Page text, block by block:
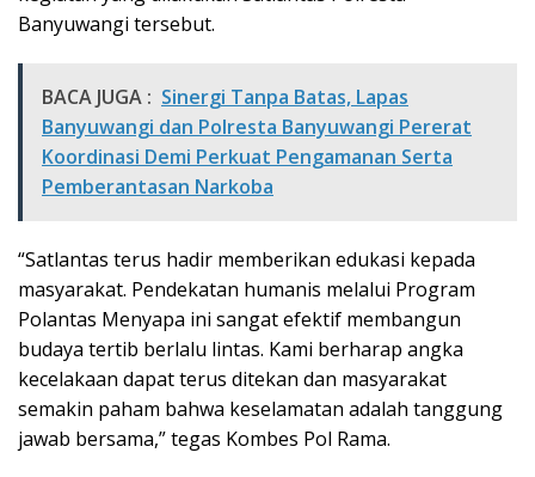
Banyuwangi tersebut.
BACA JUGA : Sinergi Tanpa Batas, Lapas
Banyuwangi dan Polresta Banyuwangi Pererat
Koordinasi Demi Perkuat Pengamanan Serta
Pemberantasan Narkoba
“Satlantas terus hadir memberikan edukasi kepada
masyarakat. Pendekatan humanis melalui Program
Polantas Menyapa ini sangat efektif membangun
budaya tertib berlalu lintas. Kami berharap angka
kecelakaan dapat terus ditekan dan masyarakat
semakin paham bahwa keselamatan adalah tanggung
jawab bersama,” tegas Kombes Pol Rama.